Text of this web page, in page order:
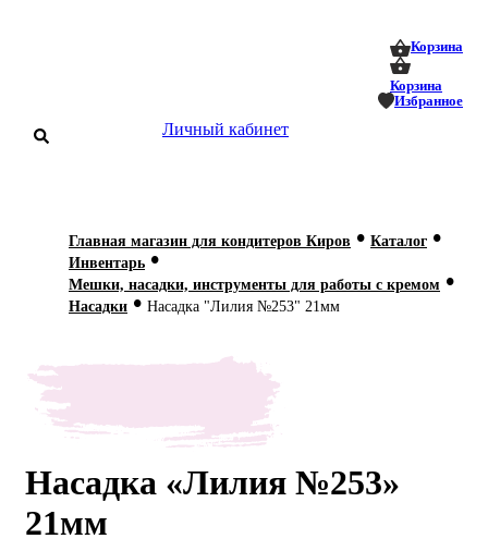
Корзина
Корзина
Избранное
Личный кабинет
О нас
Мастер-
классы
Главная магазин для кондитеров Киров • Каталог •
Инвентарь •
Мешки, насадки, инструменты для работы с кремом •
Насадки • Насадка "Лилия №253" 21мм
Насадка «Лилия №253»
21мм